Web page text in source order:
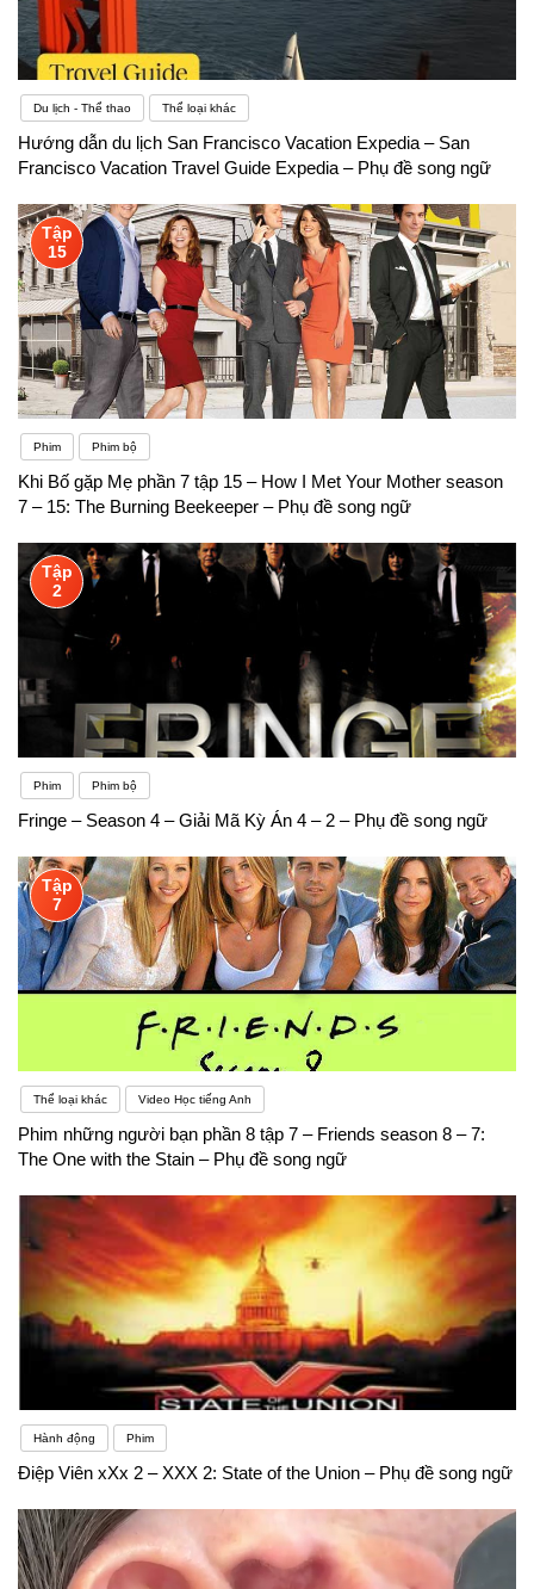
Du lịch - Thể thao Thể loại khác
Hướng dẫn du lịch San Francisco Vacation Expedia – San
Francisco Vacation Travel Guide Expedia – Phụ đề song ngữ
Tập
15
Phim Phim bộ
Khi Bố gặp Mẹ phần 7 tập 15 – How I Met Your Mother season
7 – 15: The Burning Beekeeper – Phụ đề song ngữ
Tập
2
Phim Phim bộ
Fringe – Season 4 – Giải Mã Kỳ Án 4 – 2 – Phụ đề song ngữ
Tập
7
Thể loại khác Video Học tiếng Anh
Phim những người bạn phần 8 tập 7 – Friends season 8 – 7:
The One with the Stain – Phụ đề song ngữ
Hành động Phim
Điệp Viên xXx 2 – XXX 2: State of the Union – Phụ đề song ngữ